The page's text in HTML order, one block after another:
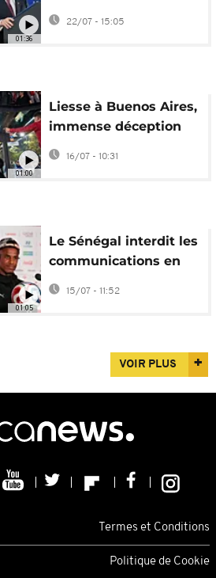
01:36
mutuellement du
"succès" du Mondial
22/07 - 15:05
01:00
Liesse à Buenos Aires,
immense déception
aux îles Malouines
après la victoire de
16/07 - 10:31
01:05
Le Sénégal interdit les
communications en
lien avec le Mondial
15/07 - 11:52
VOIR PLUS
Termes et Conditions
Politique de Cookie